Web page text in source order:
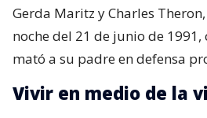
Gerda Maritz​ y Charles
noche del 21 de junio de
mató a su padre en defensa
Vivir en medio de la